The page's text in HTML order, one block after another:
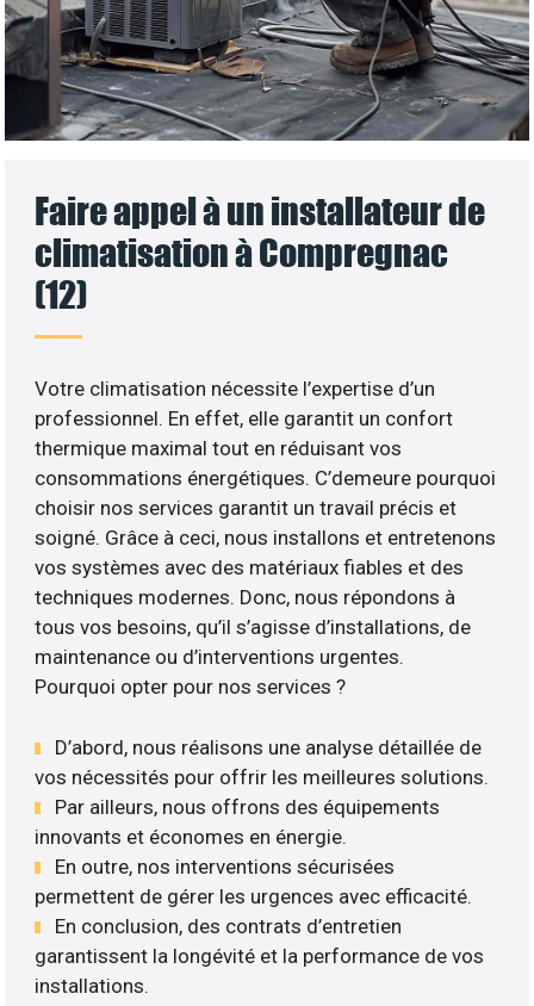
Faire appel à un installateur de
climatisation à Compregnac
(12)
Votre climatisation nécessite l’expertise d’un
professionnel. En effet, elle garantit un confort
thermique maximal tout en réduisant vos
consommations énergétiques. C’demeure pourquoi
choisir nos services garantit un travail précis et
soigné. Grâce à ceci, nous installons et entretenons
vos systèmes avec des matériaux fiables et des
techniques modernes. Donc, nous répondons à
tous vos besoins, qu’il s’agisse d’installations, de
maintenance ou d’interventions urgentes.
Pourquoi opter pour nos services ?
D’abord, nous réalisons une analyse détaillée de
vos nécessités pour offrir les meilleures solutions.
Par ailleurs, nous offrons des équipements
innovants et économes en énergie.
En outre, nos interventions sécurisées
permettent de gérer les urgences avec efficacité.
En conclusion, des contrats d’entretien
garantissent la longévité et la performance de vos
installations.